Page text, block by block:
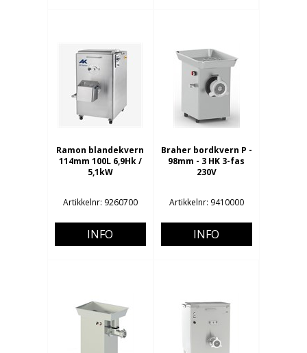
Ramon blandekvern
114mm 100L 6,9Hk /
5,1kW
Artikkelnr: 9260700
INFO
Braher bordkvern P -
98mm - 3 HK 3-fas
230V
Artikkelnr: 9410000
INFO